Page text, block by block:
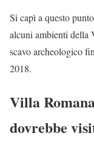
Si capì a questo
alcuni ambienti della
scavo archeologico
2018.
Villa
dovrebbe